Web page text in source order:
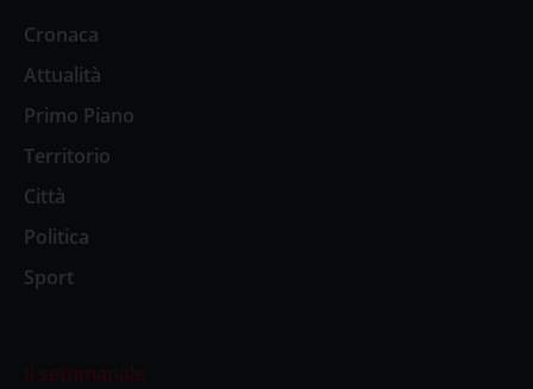
Cronaca
Attualità
Primo Piano
Territorio
Città
Politica
Sport
Il settimanale